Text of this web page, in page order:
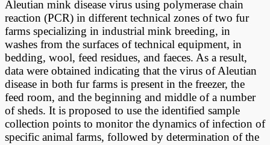
Aleutian mink disease virus using polymerase chain
reaction (PCR) in different technical zones of two fur
farms specializing in industrial mink breeding, in
washes from the surfaces of technical equipment, in
bedding, wool, feed residues, and faeces. As a result,
data were obtained indicating that the virus of Aleutian
disease in both fur farms is present in the freezer, the
feed room, and the beginning and middle of a number
of sheds. It is proposed to use the identified sample
collection points to monitor the dynamics of infection of
specific animal farms, followed by determination of the